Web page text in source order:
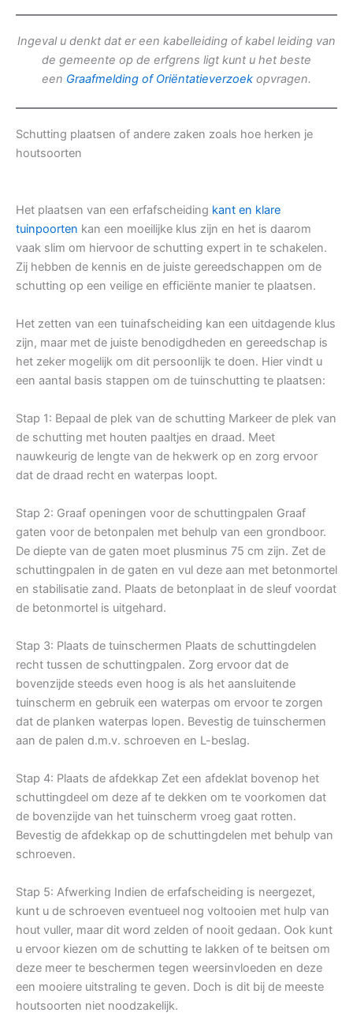
Ingeval u denkt dat er een kabelleiding of kabel leiding van
de gemeente op de erfgrens ligt kunt u het beste
een Graafmelding of Oriëntatieverzoek opvragen.
Schutting plaatsen of andere zaken zoals hoe herken je
houtsoorten
Het plaatsen van een erfafscheiding kant en klare
tuinpoorten kan een moeilijke klus zijn en het is daarom
vaak slim om hiervoor de schutting expert in te schakelen.
Zij hebben de kennis en de juiste gereedschappen om de
schutting op een veilige en efficiënte manier te plaatsen.
Het zetten van een tuinafscheiding kan een uitdagende klus
zijn, maar met de juiste benodigdheden en gereedschap is
het zeker mogelijk om dit persoonlijk te doen. Hier vindt u
een aantal basis stappen om de tuinschutting te plaatsen:
Stap 1: Bepaal de plek van de schutting Markeer de plek van
de schutting met houten paaltjes en draad. Meet
nauwkeurig de lengte van de hekwerk op en zorg ervoor
dat de draad recht en waterpas loopt.
Stap 2: Graaf openingen voor de schuttingpalen Graaf
gaten voor de betonpalen met behulp van een grondboor.
De diepte van de gaten moet plusminus 75 cm zijn. Zet de
schuttingpalen in de gaten en vul deze aan met betonmortel
en stabilisatie zand. Plaats de betonplaat in de sleuf voordat
de betonmortel is uitgehard.
Stap 3: Plaats de tuinschermen Plaats de schuttingdelen
recht tussen de schuttingpalen. Zorg ervoor dat de
bovenzijde steeds even hoog is als het aansluitende
tuinscherm en gebruik een waterpas om ervoor te zorgen
dat de planken waterpas lopen. Bevestig de tuinschermen
aan de palen d.m.v. schroeven en L-beslag.
Stap 4: Plaats de afdekkap Zet een afdeklat bovenop het
schuttingdeel om deze af te dekken om te voorkomen dat
de bovenzijde van het tuinscherm vroeg gaat rotten.
Bevestig de afdekkap op de schuttingdelen met behulp van
schroeven.
Stap 5: Afwerking Indien de erfafscheiding is neergezet,
kunt u de schroeven eventueel nog voltooien met hulp van
hout vuller, maar dit word zelden of nooit gedaan. Ook kunt
u ervoor kiezen om de schutting te lakken of te beitsen om
deze meer te beschermen tegen weersinvloeden en deze
een mooiere uitstraling te geven. Doch is dit bij de meeste
houtsoorten niet noodzakelijk.